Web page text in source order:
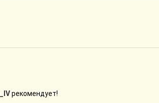
рекомендует!